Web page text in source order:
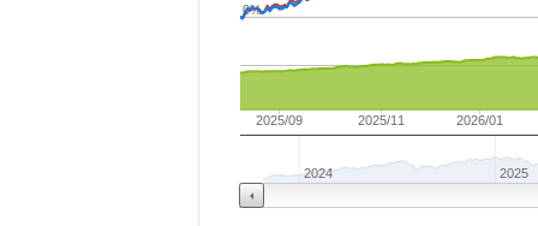
2025/09 2025/11 2026/01
2024 2025
0%